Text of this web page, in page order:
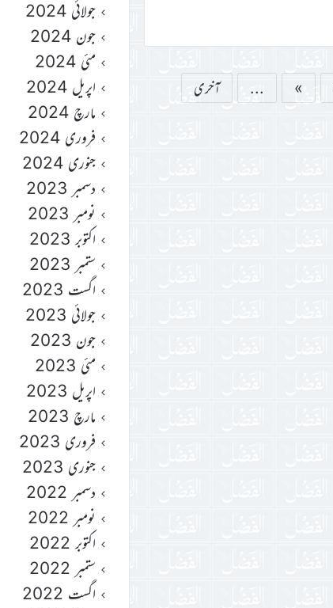
»
... آخری
جولائی 2024
جون 2024
مئی 2024
اپریل 2024
مارچ 2024
فروری 2024
جنوری 2024
دسمبر 2023
نومبر 2023
اکتوبر 2023
ستمبر 2023
اگست 2023
جولائی 2023
جون 2023
مئی 2023
اپریل 2023
مارچ 2023
فروری 2023
جنوری 2023
دسمبر 2022
نومبر 2022
اکتوبر 2022
ستمبر 2022
اگست 2022